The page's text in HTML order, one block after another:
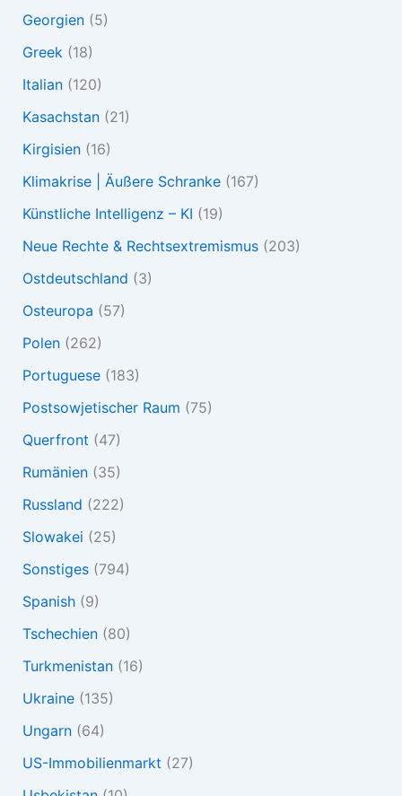
Georgien(5)
Greek (18)
Italian(120)
Kasachstan(21)
Kirgisien(16)
Klimakrise | Äußere Schranke(167)
Künstliche Intelligenz – KI (19)
Neue Rechte & Rechtsextremismus(203)
Ostdeutschland (3)
Osteuropa (57)
Polen(262)
Portuguese(183)
Postsowjetischer Raum (75)
Querfront (47)
Rumänien(35)
Russland (222)
Slowakei (25)
Sonstiges(794)
Spanish(9)
Tschechien(80)
Turkmenistan(16)
Ukraine(135)
Ungarn(64)
US-Immobilienmarkt (27)